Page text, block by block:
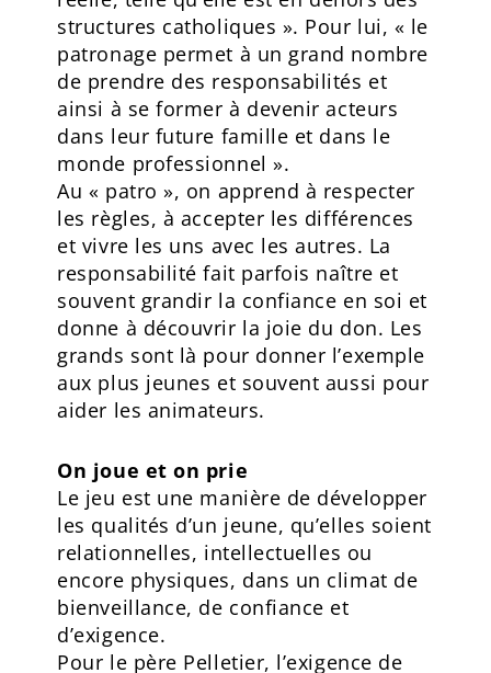
structures catholiques ». Pour lui, « le
patronage permet à un grand nombre
de prendre des responsabilités et
ainsi à se former à devenir acteurs
dans leur future famille et dans le
monde professionnel ».
Au « patro », on apprend à respecter
les règles, à accepter les différences
et vivre les uns avec les autres. La
responsabilité fait parfois naître et
souvent grandir la confiance en soi et
donne à découvrir la joie du don. Les
grands sont là pour donner l’exemple
aux plus jeunes et souvent aussi pour
aider les animateurs.
On joue et on prie
Le jeu est une manière de développer
les qualités d’un jeune, qu’elles soient
relationnelles, intellectuelles ou
encore physiques, dans un climat de
bienveillance, de confiance et
d’exigence.
Pour le père Pelletier, l’exigence de